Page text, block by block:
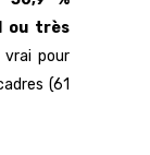
ou très
pour
(61